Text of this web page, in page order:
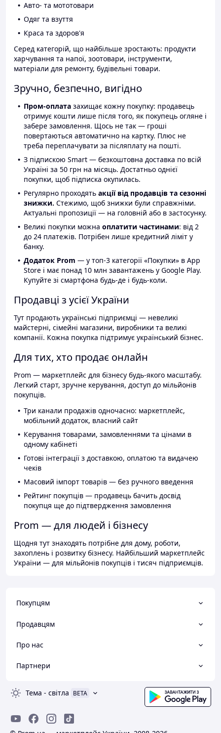
Авто- та мототовари
Одяг та взуття
Краса та здоров'я
Серед категорій, що найбільше зростають: продукти
харчування та напої, зоотовари, інструменти,
матеріали для ремонту, будівельні товари.
Зручно, безпечно, вигідно
Пром-оплата захищає кожну покупку: продавець
отримує кошти лише після того, як покупець огляне і
забере замовлення. Щось не так — гроші
повертаються автоматично на картку. Плюс не
треба переплачувати за післяплату на пошті.
З підпискою Smart — безкоштовна доставка по всій
Україні за 50 грн на місяць. Достатньо однієї
покупки, щоб підписка окупилась.
Регулярно проходять акції від продавців та сезонні
знижки. Стежимо, щоб знижки були справжніми.
Актуальні пропозиції — на головній або в застосунку.
Великі покупки можна оплатити частинами: від 2
до 24 платежів. Потрібен лише кредитний ліміт у
банку.
Додаток Prom — у топ-3 категорії «Покупки» в App
Store і має понад 10 млн завантажень у Google Play.
Купуйте зі смартфона будь-де і будь-коли.
Продавці з усієї України
Тут продають українські підприємці — невеликі
майстерні, сімейні магазини, виробники та великі
компанії. Кожна покупка підтримує український бізнес.
Для тих, хто продає онлайн
Prom — маркетплейс для бізнесу будь-якого масштабу.
Легкий старт, зручне керування, доступ до мільйонів
покупців.
Три канали продажів одночасно: маркетплейс,
мобільний додаток, власний сайт
Керування товарами, замовленнями та цінами в
одному кабінеті
Готові інтеграції з доставкою, оплатою та видачею
чеків
Масовий імпорт товарів — без ручного введення
Рейтинг покупців — продавець бачить досвід
покупця ще до підтвердження замовлення
Prom — для людей і бізнесу
Щодня тут знаходять потрібне для дому, роботи,
захоплень і розвитку бізнесу. Найбільший маркетплейс
України — для мільйонів покупців і тисяч підприємців.
Покупцям
Продавцям
Про нас
Партнери
Тема - світла BETA